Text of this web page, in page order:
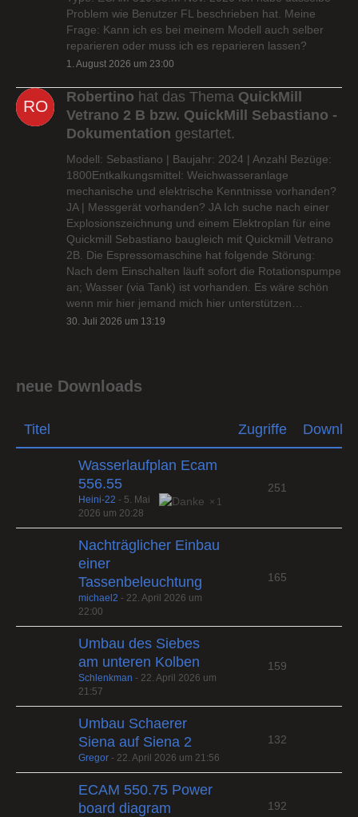
Problem wie Benutzer FL beschrieben hat. Meine
Frage: Kann ich es bei meinem Modell auch selber
reparieren oder muss ich es reparieren lassen?
1. August 2026 um 23:00
Robertino hat das Thema QuickMill
Vetrano 2 B bzw. QuickMill Sebastiano -
Dokumentation gestartet.
Modell: Sebastiano | Baujahr: 2024 | Anzahl Bezüge:
1800Entkalkungsmittel: Weichwasseranlage
mechanische und elektrische Kenntnisse vorhanden?
JA | Messgerät vorhanden? JA Ich suche nach einer
Explosionszeichnung und einem Elektroplan für eine
Quickmill Sebastiano baugleich mit Quickmill Vetrano
2B. Die Espressomaschine hat folgende Störung:
Nach dem Einschalten läuft sofort die Rotationspumpe
an; Wasser (via Tank) ist vorhanden. Es wäre schön
wenn mir hier jemand mich hier unterstützen…
30. Juli 2026 um 13:19
neue Downloads
Titel Zugriffe
Wasserlaufplan Ecam
556.55
1
Heini-22 - 5. Mai
2026 um 20:28
251
Nachträglicher Einbau
einer
Tassenbeleuchtung
michael2 - 22. April 2026 um
22:00
165
Umbau des Siebes
am unteren Kolben
Schlenkman - 22. April 2026 um
21:57
159
Umbau Schaerer
Siena auf Siena 2
Gregor - 22. April 2026 um 21:56
132
ECAM 550.75 Power
board diagram
192